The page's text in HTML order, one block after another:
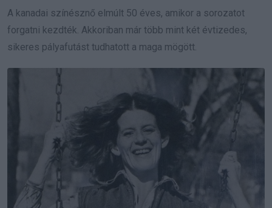
A kanadai színésznő elmúlt 50 éves, amikor a sorozatot
forgatni kezdték. Akkoriban már több mint két évtizedes,
sikeres pályafutást tudhatott a maga mögött.